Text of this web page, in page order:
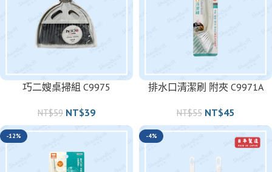
巧二嫂桌掃組 C9975
NT$59 NT$39
排水口清潔刷 附夾 C9971A
NT$55 NT$45
-12% -4%